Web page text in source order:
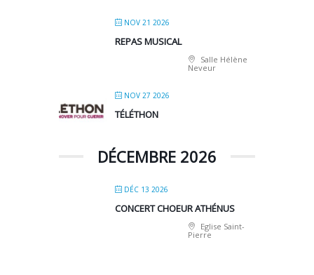
NOV 21 2026
REPAS MUSICAL
Salle Hélène
Neveur
NOV 27 2026
TÉLÉTHON
DÉCEMBRE 2026
DÉC 13 2026
CONCERT CHOEUR ATHÉNUS
Eglise Saint-
Pierre